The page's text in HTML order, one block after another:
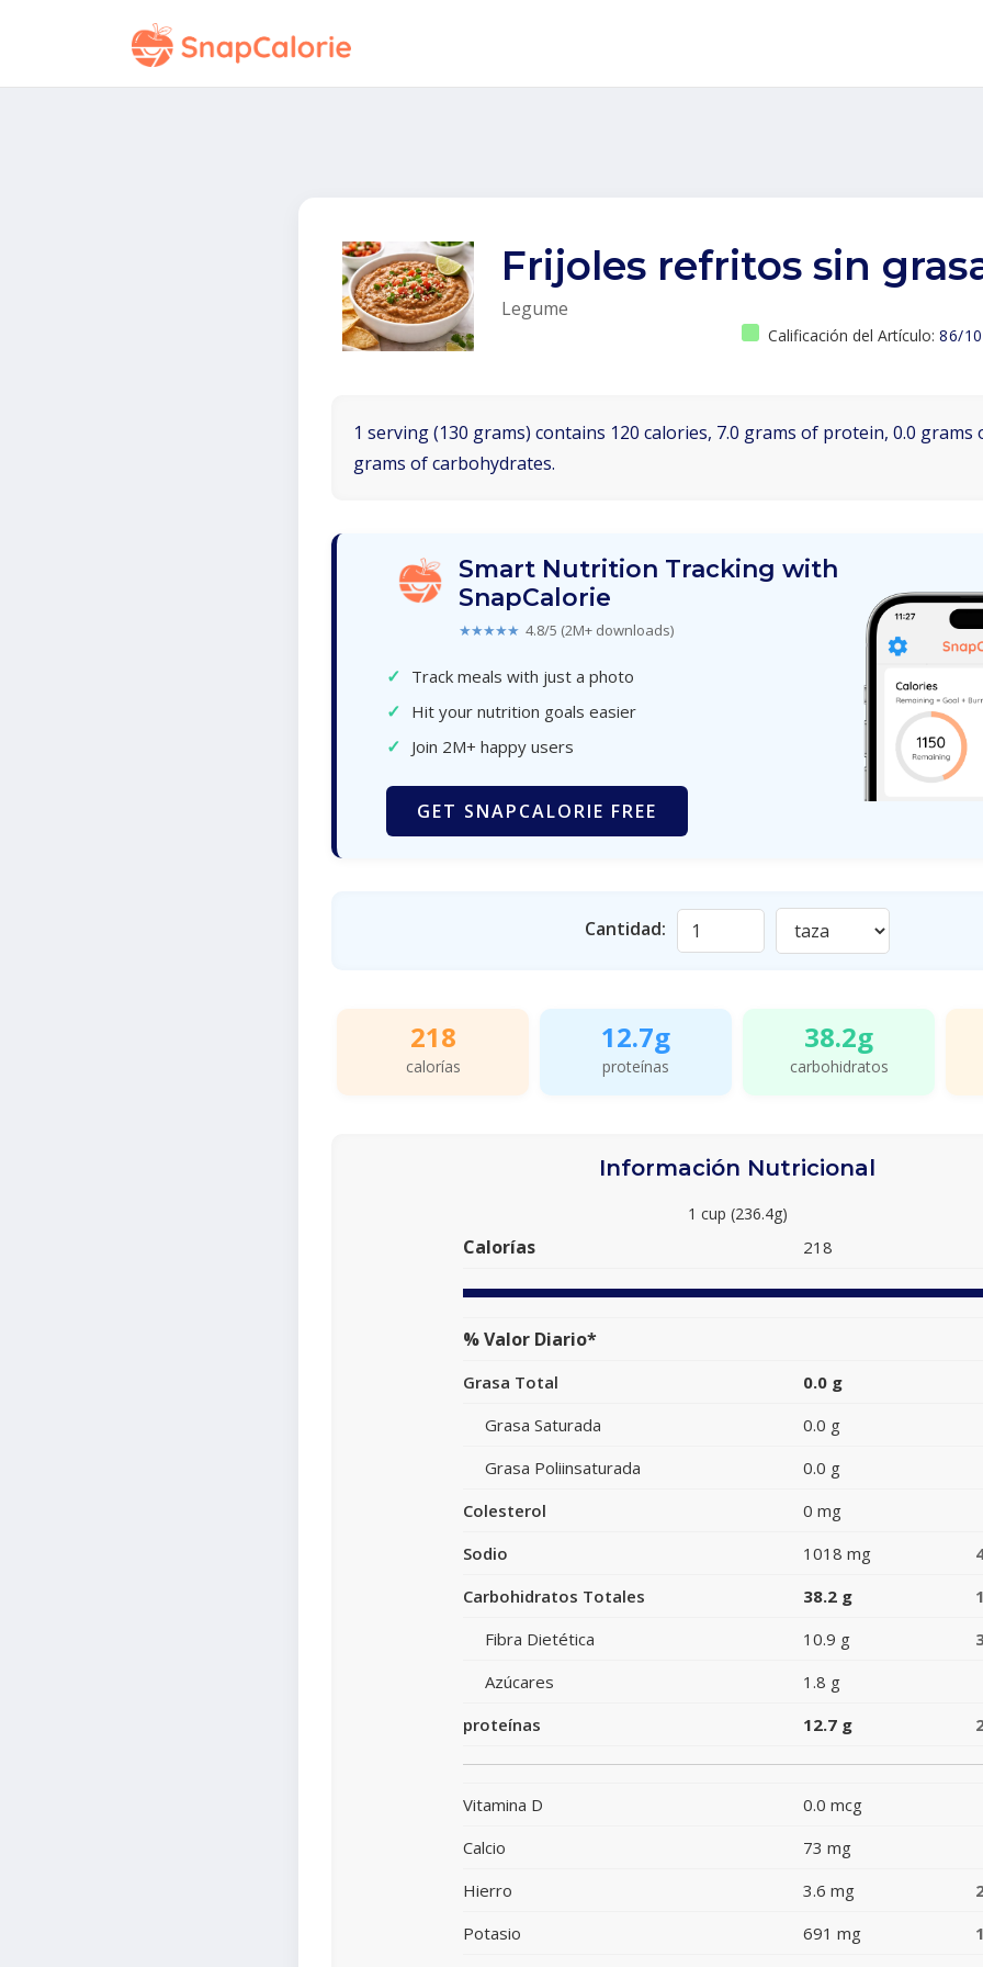
Frijoles refritos sin
Legume
Calificación del Artículo: 86/
1 serving (130 grams) contains 120 calories, 7.0 grams of protein, 0.0 grams
grams of carbohydrates.
Smart Nutrition Tracking with
SnapCalorie
★★★★★ 4.8/5 (2M+ downloads)
✓ Track meals with just a photo
✓ Hit your nutrition goals easier
✓ Join 2M+ happy users
GET SNAPCALORIE FREE
Cantidad:
218
calorías
12.7g
proteínas
38.2g
carbohidratos
Información Nutricional
1 cup (236.4g)
Calorías 218
% Valor Diario*
Grasa Total
0.0 g
Grasa Saturada
0.0 g
Grasa Poliinsaturada
0.0 g
Colesterol
0 mg
Sodio
1018 mg
Carbohidratos Totales
38.2 g
Fibra Dietética
10.9 g
Azúcares
1.8 g
proteínas
12.7 g
Vitamina D
0.0 mcg
Calcio
73 mg
Hierro
3.6 mg
Potasio
691 mg